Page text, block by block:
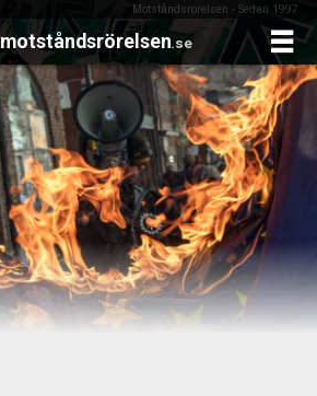
Motståndsrörelsen - Sedan 1997
motståndsrörelsen.se
Skip
to
content